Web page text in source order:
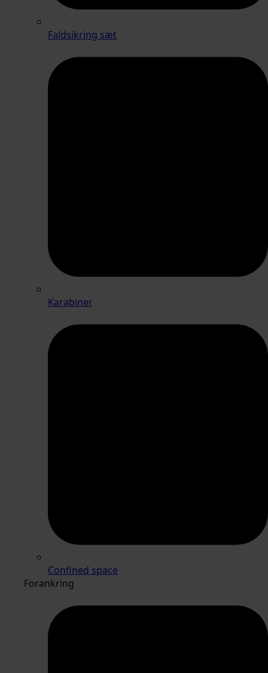
Faldsikring sæt
Karabiner
Confined space
Forankring